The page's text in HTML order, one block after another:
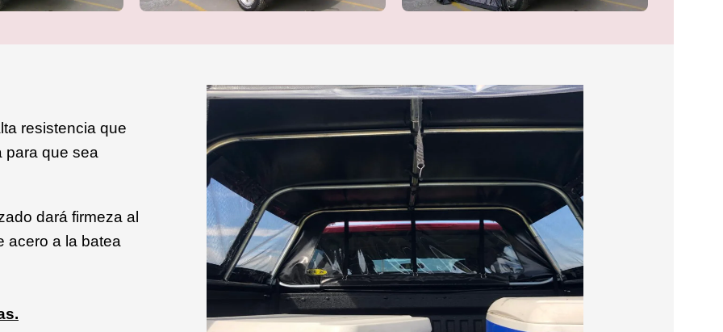
resistencia que
para que sea
dará firmeza al
acero a la batea